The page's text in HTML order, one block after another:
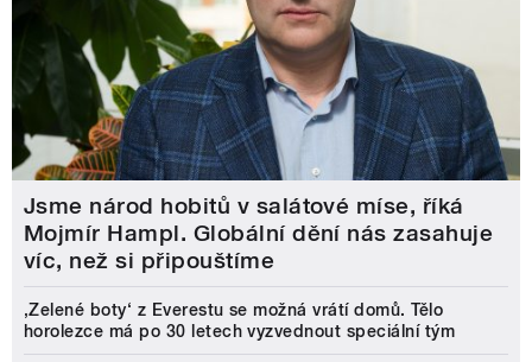
Jsme národ hobitů v salátové míse, říká
Mojmír Hampl. Globální dění nás zasahuje
víc, než si připouštíme
‚Zelené boty‘ z Everestu se možná vrátí domů. Tělo
horolezce má po 30 letech vyzvednout speciální tým